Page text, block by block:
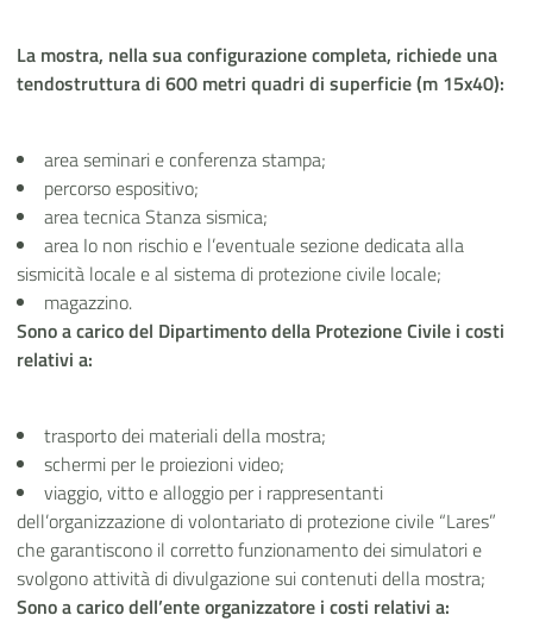
La mostra, nella sua configurazione completa, richiede una
tendostruttura di 600 metri quadri di superficie (m 15x40):
area seminari e conferenza stampa;
percorso espositivo;
area tecnica Stanza sismica;
area Io non rischio e l’eventuale sezione dedicata alla
sismicità locale e al sistema di protezione civile locale;
magazzino.
Sono a carico del Dipartimento della Protezione Civile i costi
relativi a:
trasporto dei materiali della mostra;
schermi per le proiezioni video;
viaggio, vitto e alloggio per i rappresentanti
dell’organizzazione di volontariato di protezione civile “Lares”
che garantiscono il corretto funzionamento dei simulatori e
svolgono attività di divulgazione sui contenuti della mostra;
Sono a carico dell’ente organizzatore i costi relativi a: